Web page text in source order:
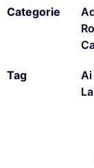
Categorie
Tag Ai